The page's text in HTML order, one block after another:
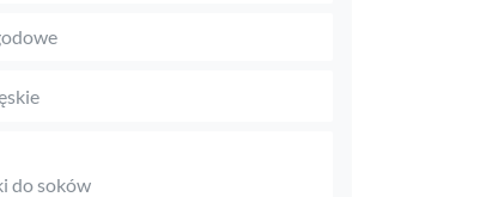
do soków